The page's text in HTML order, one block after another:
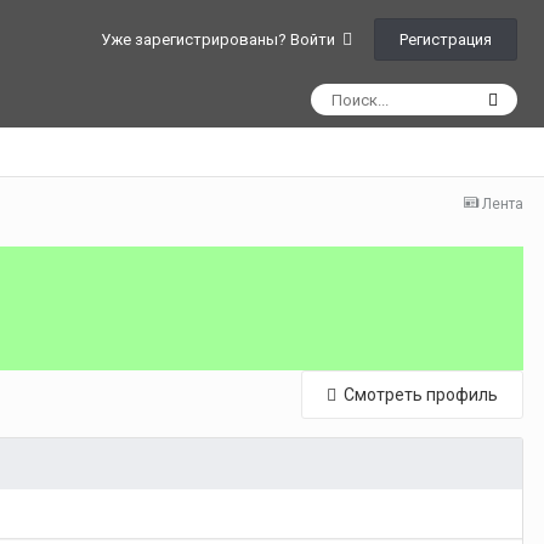
Уже зарегистрированы? Войти Регистрация
Лента
Смотреть профиль